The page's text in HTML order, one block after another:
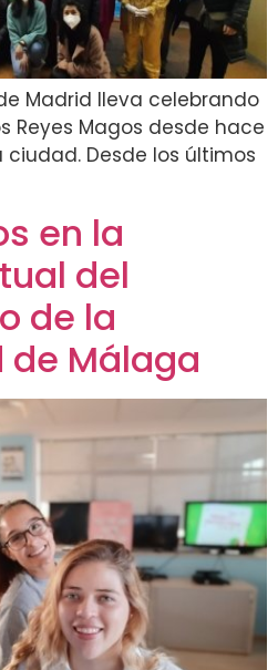
Madrid lleva celebrando
Reyes Magos desde hace
Desde los últimos
en la
del
de la
de Málaga